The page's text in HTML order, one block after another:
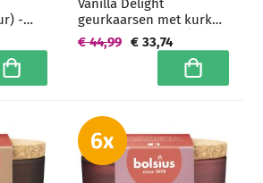
-
In winkelwagen
Vanilla Delight
geurkaarsen met kurk
deksel 66/83 mm (21
uur) - grootverpakking
€ 33,74
€ 44,99
In